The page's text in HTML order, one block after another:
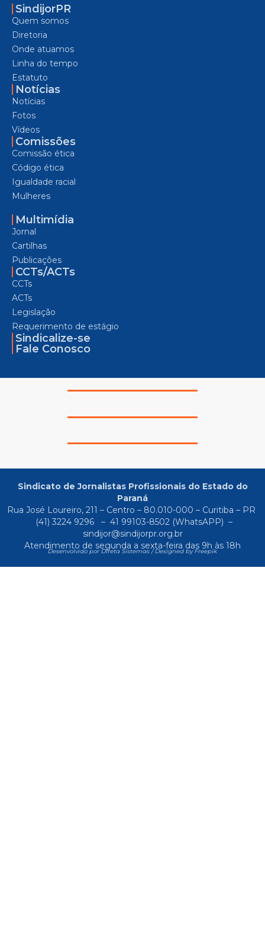
SindijorPR
Quem somos
Diretoria
Onde atuamos
Linha do tempo
Estatuto
Notícias
Notícias
Fotos
Vídeos
Comissões
Comissão ética
Código ética
Igualdade racial
Mulheres
Multimídia
Jornal
Cartilhas
Publicações
CCTs/ACTs
CCTs
ACTs
Legislação
Requerimento de estágio
Sindicalize-se
Fale Conosco
Sindicato de Jornalistas Profissionais do Estado do
Paraná
Rua José Loureiro, 211 – Centro – 80.010-000 – Curitiba – PR
(41) 3224 9296
– 41 99103-8502(WhatsAPP) –
sindijor@sindijorpr.org.br
Atendimento de segunda a sexta-feira das 9h às 18h
Desenvolvido por Direta Sistemas /Designed by Freepik